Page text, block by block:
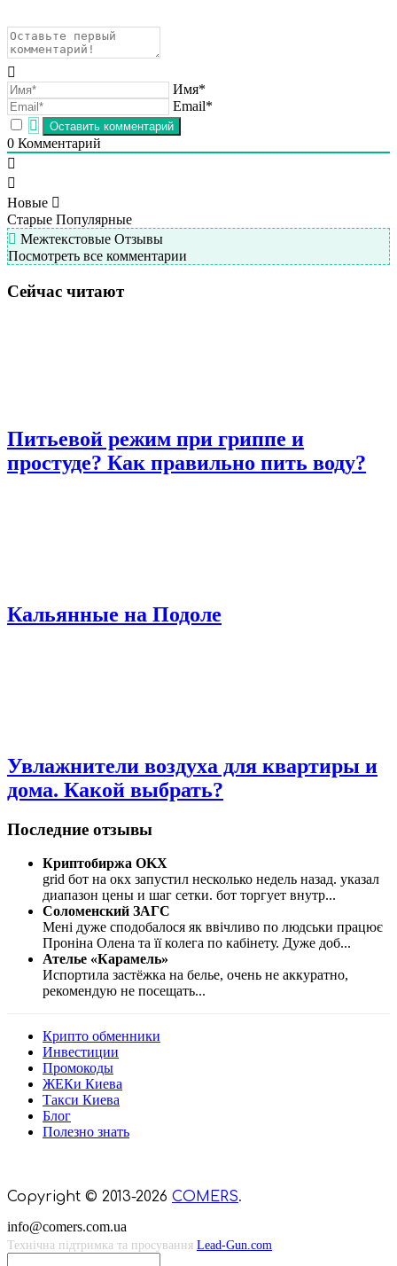
Имя*
Email*
0 Комментарий
Новые
Старые Популярные
Межтекстовые Отзывы
Посмотреть все комментарии
Сейчас читают
Питьевой режим при гриппе и
простуде? Как правильно пить воду?
Кальянные на Подоле
Увлажнители воздуха для квартиры и
дома. Какой выбрать?
Последние отзывы
Криптобиржа OKX
grid бот на окх запустил несколько недель назад. указал
диапазон цены и шаг сетки. бот торгует внутр...
Соломенский ЗАГС
Мені дуже сподобалося як ввічливо по людськи працює
Проніна Олена та її колега по кабінету. Дуже доб...
Ателье «Карамель»
Испортила застёжка на белье, очень не аккуратно,
рекомендую не посещать...
Крипто обменники
Инвестиции
Промокоды
ЖЕКи Киева
Такси Киева
Блог
Полезно знать
Copyright © 2013-2026 COMERS.
info@comers.com.ua
Технічна підтримка та просування Lead-Gun.com